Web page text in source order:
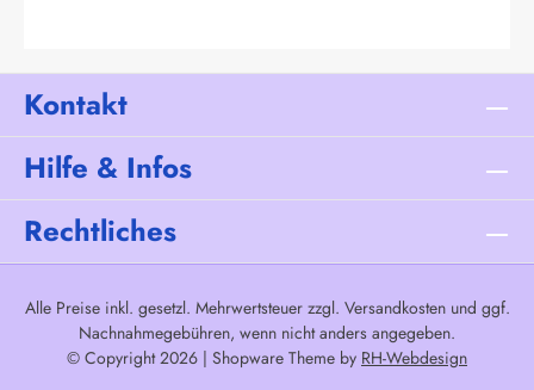
Kontakt
Hilfe & Infos
Rechtliches
Alle Preise inkl. gesetzl. Mehrwertsteuer zzgl. Versandkostenund ggf.
Nachnahmegebühren, wenn nicht anders angegeben.
© Copyright 2026 | Shopware Theme by RH-Webdesign